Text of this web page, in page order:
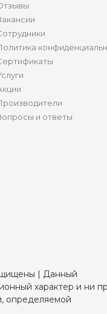
и ответы
| Данный
характер и ни
определяемой